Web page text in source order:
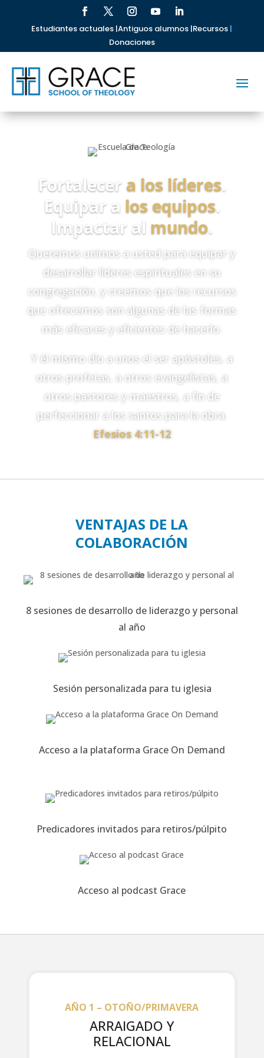
Estudiantes actuales |Antiguos alumnos |Recursos |
Donaciones
Fortalecera los líderes.
Equipar a los equipos.
Impactar al mundo.
Queremos unirnos a usted para equipar y
desarrollar líderes espirituales en su
congregación, y creemos que los recursos
que ofrecemos son algunas de las formas
más eficaces y eficientes de hacerlo.
Y él mismo dio a unos el ser apóstoles, a
otros profetas, a otros evangelistas, a
otros pastores y maestros, a fin de
perfeccionar a los santos para la obra.
Efesios 4:11-12
VENTAJAS DE LA
COLABORACIÓN
8 sesiones de desarrollo de liderazgo y personal
al año
Sesión personalizada para tu iglesia
Acceso a la plataforma Grace On Demand
Predicadores invitados para retiros/púlpito
Acceso al podcast Grace
AÑO 1 – OTOÑO/PRIMAVERA
ARRAIGADO Y
RELACIONAL